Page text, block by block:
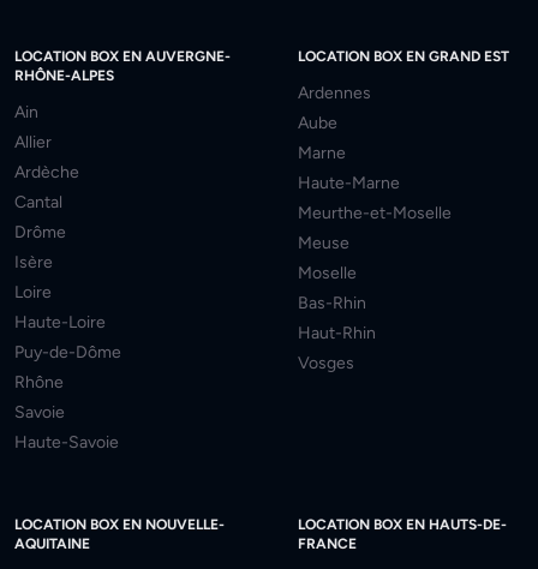
LOCATION BOX EN AUVERGNE-
RHÔNE-ALPES
Ain
Allier
Ardèche
Cantal
Drôme
Isère
Loire
Haute-Loire
Puy-de-Dôme
Rhône
Savoie
Haute-Savoie
LOCATION BOX EN GRAND EST
Ardennes
Aube
Marne
Haute-Marne
Meurthe-et-Moselle
Meuse
Moselle
Bas-Rhin
Haut-Rhin
Vosges
LOCATION BOX EN NOUVELLE-
AQUITAINE
LOCATION BOX EN HAUTS-DE-
FRANCE